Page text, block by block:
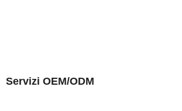
Servizi OEM/ODM